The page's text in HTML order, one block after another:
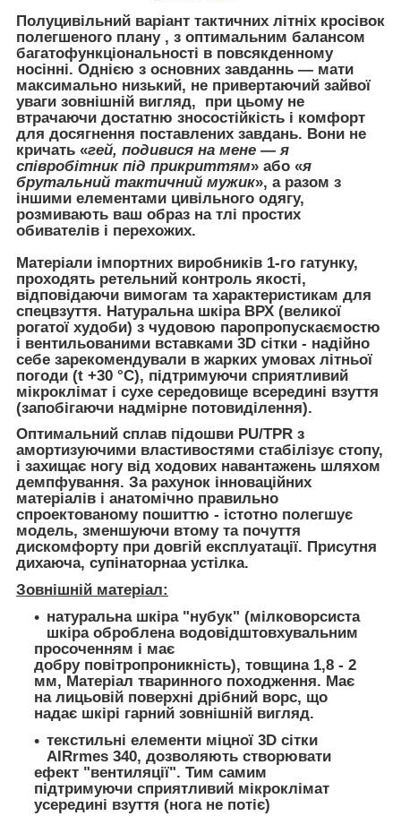
Полуцивільний варіант тактичних літніх кросівок
полегшеного плану , з оптимальним балансом
багатофункціональності в повсякденному
носінні. Однією з основних завданнь — мати
максимально низький, не привертаючий зайвої
уваги зовнішній вигляд, при цьому не
втрачаючи достатню зносостійкість і комфорт
для досягнення поставлених завдань. Вони не
кричать «гей, подивися на мене — я
співробітник під прикриттям» або «я
брутальний тактичний мужик», а разом з
іншими елементами цивільного одягу,
розмивають ваш образ на тлі простих
обивателів і перехожих.
Матеріали імпортних виробників 1-го гатунку,
проходять ретельний контроль якості,
відповідаючи вимогам та характеристикам для
спецвзуття. Натуральна шкіра ВРХ (великої
рогатої худоби) з чудовою паропропускаємостю
і вентильованими вставками 3D сітки - надійно
себе зарекомендували в жарких умовах літньої
погоди (t +30 °С), підтримуючи сприятливий
мікроклімат і сухе середовище всередині взуття
(запобігаючи надмірне потовиділення).
Оптимальний сплав підошви PU/TPR з
амортизуючими властивостями стабілізує стопу,
і захищає ногу від ходових навантажень шляхом
демпфування. За рахунок інноваційних
матеріалів і анатомічно правильно
спроектованому пошиттю - істотно полегшує
модель, зменшуючи втому та почуття
дискомфорту при довгій експлуатації. Присутня
дихаюча, супінаторнаа устілка.
Зовнішній матеріал:
натуральна шкіра "нубук" (мілковорсиста
шкіра оброблена водовідштовхувальним
просоченням і має
добру повітропроникність), товщина 1,8 - 2
мм, Матеріал тваринного походження. Має
на лицьовій поверхні дрібний ворс, що
надає шкірі гарний зовнішній вигляд.
текстильні елементи міцної 3D сітки
AIRrmes 340, дозволяють створювати
ефект "вентиляції". Тим самим
підтримуючи сприятливий мікроклімат
усередині взуття (нога не потіє)